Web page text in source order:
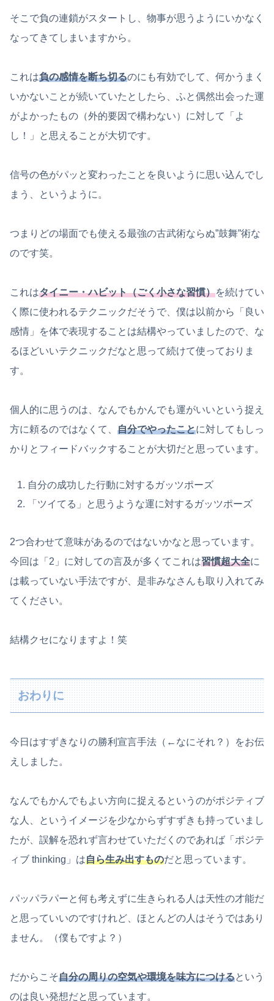
そこで負の連鎖がスタートし、物事が思うようにいかなく
なってきてしまいますから。
これは負の感情を断ち切るのにも有効でして、何かうまく
いかないことが続いていたとしたら、ふと偶然出会った運
がよかったもの（外的要因で構わない）に対して「よ
し！」と思えることが大切です。
信号の色がパッと変わったことを良いように思い込んでし
まう、というように。
つまりどの場面でも使える最強の古武術ならぬ”鼓舞”術な
のです笑。
これはタイニー・ハビット（ごく小さな習慣）を続けてい
く際に使われるテクニックだそうで、僕は以前から「良い
感情」を体で表現することは結構やっていましたので、な
るほどいいテクニックだなと思って続けて使っておりま
す。
個人的に思うのは、なんでもかんでも運がいいという捉え
方に頼るのではなくて、 自分でやったことに対してもしっ
かりとフィードバックすることが大切だと思っています。
自分の成功した行動に対するガッツポーズ
「ツイてる」と思うような運に対するガッツポーズ
2つ合わせて意味があるのではないかなと思っています。
今回は「2」に対しての言及が多くてこれは習慣超大全に
は載っていない手法ですが、是非みなさんも取り入れてみ
てください。
結構クセになりますよ！笑
おわりに
今日はすずきなりの勝利宣言手法（←なにそれ？）をお伝
えしました。
なんでもかんでもよい方向に捉えるというのがポジティブ
な人、というイメージを少なからずすずきも持っていまし
たが、誤解を恐れず言わせていただくのであれば「ポジテ
ィブ thinking」は自ら生み出すものだと思っています。
パッパラパーと何も考えずに生きられる人は天性の才能だ
と思っていいのですけれど、ほとんどの人はそうではあり
ません。（僕もですよ？）
だからこそ自分の周りの空気や環境を味方につけるという
のは良い発想だと思っています。